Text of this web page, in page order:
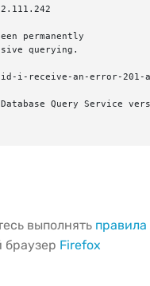
permanently
querying.
i-receive-an-error-201-
Query Service
выполнять
браузер Firefox